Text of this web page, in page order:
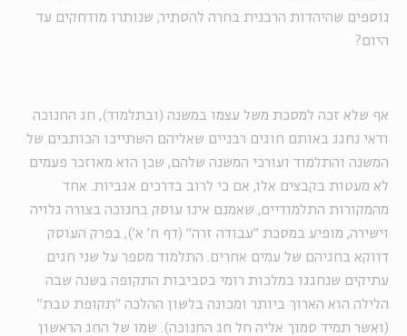
נוספים שהיהדות הרבנית בחרה להסתיר, שנותרו מודחקים עד
היום?
אף שלא זכה למסכת משל עצמו במשנה (ובתלמוד), חג החנוכה
ודאי נחגג באותם חוגים רבניים שאליהם השתייכו הכותבים של
המשנה והתלמוד ועורכי המשנה שלהם, שכן הוא מאוזכר פעמים
לא מעטות בקבצים אלו, אם כי לרוב בדרכים אגביות. אחד
מהמקורות התלמודיים, שאמנם אינו עוסק בחנוכה בצורה גלויה
וישירה, מופיע במסכת ״עבודה זרה״ (דף ח׳ א׳), בפרק העוסק
דווקא בחגיהם של עמים אחרים. התלמוד מספר על שני חגים
עתיקים שנחגגו במלכות רומי בסביבות התקופה בשנה שבה
הלילה הוא הארוך ביותר ומכונה בלשון ההלכה ״תקופת טבת״
(ואשר תמיד סמוך אליה חל חג החנוכה). שמו של החג הראשון